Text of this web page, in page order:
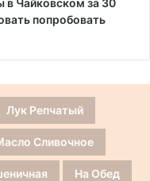
в Чайковском за 30
попробовать
Лук Репчатый
Сливочное
На Обед